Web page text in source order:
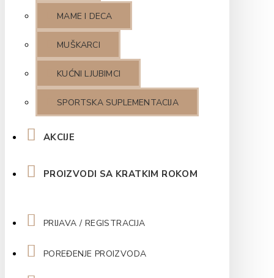
MAME I DECA
MUŠKARCI
KUĆNI LJUBIMCI
SPORTSKA SUPLEMENTACIJA
AKCIJE
PROIZVODI SA KRATKIM ROKOM
PRIJAVA / REGISTRACIJA
POREĐENJE PROIZVODA